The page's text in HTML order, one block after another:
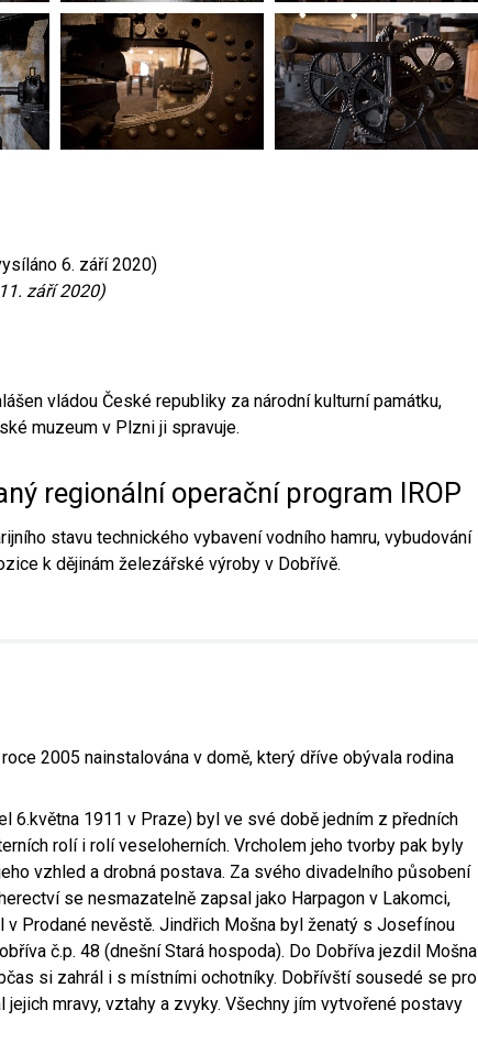
6. září 2020)
září 2020)
vládou České republiky za národní kulturní památku,
muzeum v Plzni ji spravuje.
regionální operační program IROP
stavu technického vybavení vodního hamru, vybudování
k dějinám železářské výroby v Dobřívě.
2005 nainstalována v domě, který dříve obývala rodina
6.května 1911 v Praze) byl ve své době jedním z předních
rolí i rolí veseloherních. Vrcholem jeho tvorby pak byly
vzhled a drobná postava. Za svého divadelního působení
se nesmazatelně zapsal jako Harpagon v Lakomci,
Prodané nevěstě. Jindřich Mošna byl ženatý s Josefínou
č.p. 48 (dnešní Stará hospoda). Do Dobříva jezdil Mošna
si zahrál i s místními ochotníky. Dobřívští sousedé se pro
mravy, vztahy a zvyky. Všechny jím vytvořené postavy